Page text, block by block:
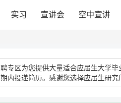
实习 宣讲会 空中宣讲
专区为您提供大量适合应届生大学
内投递简历。感谢您选择应届生研究